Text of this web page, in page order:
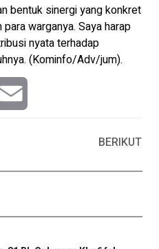
bentuk sinergi yang konkret
warganya. Saya harap
nyata terhadap
(Kominfo/Adv/jum).
BERIKUT